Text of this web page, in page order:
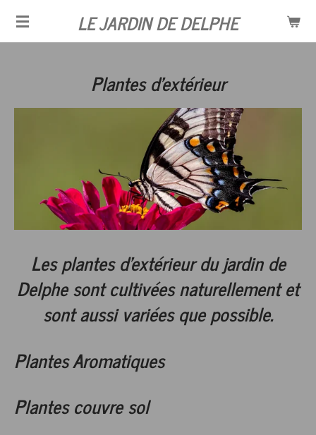
Passer
LE JARDIN DE DELPHE
Plantes d'extérieur
Les plantes d'extérieur du jardin de
Delphe sont cultivées naturellement et
sont aussi variées que possible.
Plantes Aromatiques
Plantes couvre sol